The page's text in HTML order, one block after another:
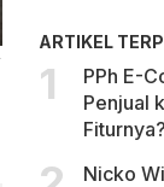
ARTIKEL
PPh E-
Penjual
Fiturnya?
Nicko